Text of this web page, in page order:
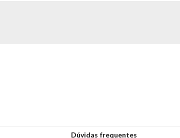
Dúvidas frequentes